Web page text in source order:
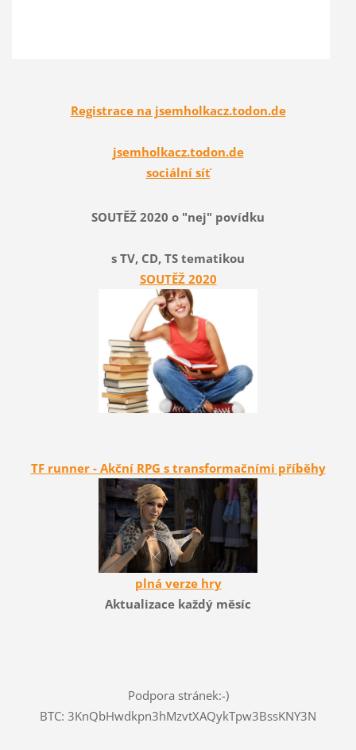
Registrace na jsemholkacz.todon.de
jsemholkacz.todon.de
sociální síť
SOUTĚŽ 2020 o "nej" povídku
s TV, CD, TS tematikou
SOUTĚŽ 2020
TF runner - Akční RPG s transformačními příběhy
plná verze hry
Aktualizace každý měsíc
Podpora stránek:-)
BTC: 3KnQbHwdkpn3hMzvtXAQykTpw3BssKNY3N